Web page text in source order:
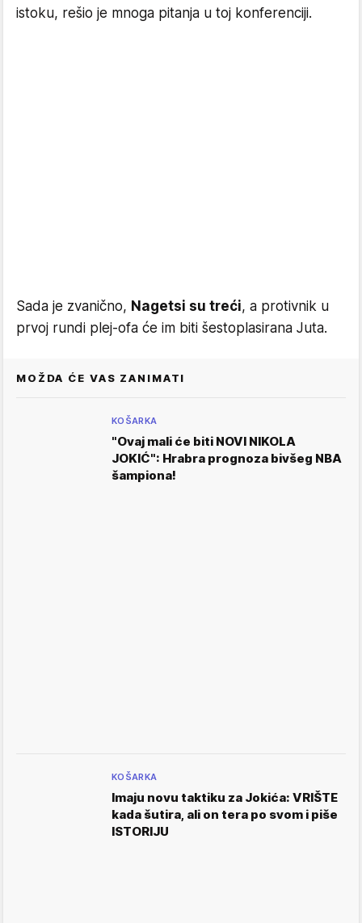
istoku, rešio je mnoga pitanja u toj konferenciji.
Sada je zvanično, Nagetsi su treći, a protivnik u
prvoj rundi plej-ofa će im biti šestoplasirana Juta.
MOŽDA ĆE VAS ZANIMATI
KOŠARKA
"Ovaj mali će biti NOVI NIKOLA
JOKIĆ": Hrabra prognoza bivšeg NBA
šampiona!
KOŠARKA
Imaju novu taktiku za Jokića: VRIŠTE
kada šutira, ali on tera po svom i piše
ISTORIJU